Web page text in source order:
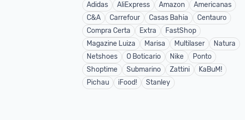
Adidas AliExpress Amazon
Americanas
C&A
Carrefour Casas Bahia
Centauro
Compra Certa
Extra
FastShop
Magazine Luiza
Marisa Multilaser
Natura
Netshoes
O Boticario Nike
Ponto
Shoptime
Submarino Zattini
KaBuM!
Pichau
iFood! Stanley